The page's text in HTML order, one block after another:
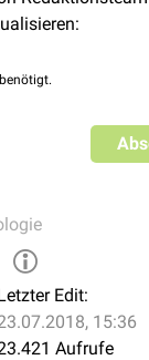
Edit:
15:36
Aufrufe